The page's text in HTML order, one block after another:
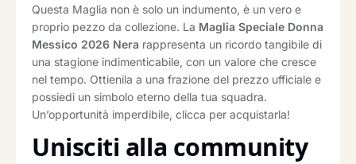
Questa Maglia non è solo un indumento, è un vero e
proprio pezzo da collezione. La Maglia Speciale Donna
Messico 2026 Nera rappresenta un ricordo tangibile di
una stagione indimenticabile, con un valore che cresce
nel tempo. Ottienila a una frazione del prezzo ufficiale e
possiedi un simbolo eterno della tua squadra.
Un’opportunità imperdibile, clicca per acquistarla!
Unisciti alla community